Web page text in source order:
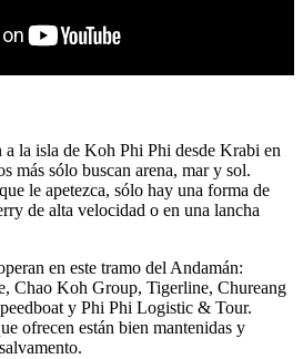
la isla de Koh Phi Phi desde Krabi en
más sólo buscan arena, mar y sol.
le apetezca, sólo hay una forma de
de alta velocidad o en una lancha
en este tramo del Andamán:
Chao Koh Group, Tigerline, Chureang
y Phi Phi Logistic & Tour.
ofrecen están bien mantenidas y